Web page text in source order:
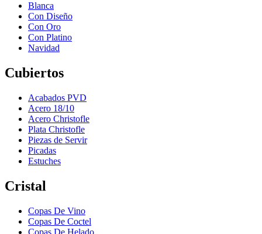
Blanca
Con Diseño
Con Oro
Con Platino
Navidad
Cubiertos
Acabados PVD
Acero 18/10
Acero Christofle
Plata Christofle
Piezas de Servir
Picadas
Estuches
Cristal
Copas De Vino
Copas De Coctel
Copas De Helado